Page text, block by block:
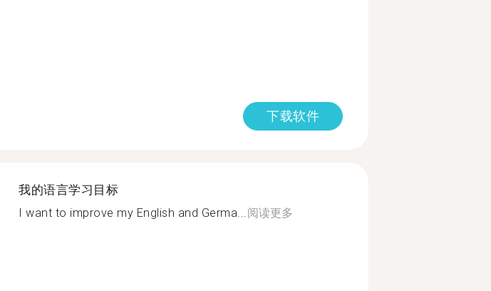
下载软件
我的语言学习目标
I want to improve my English and Germa...阅读更多